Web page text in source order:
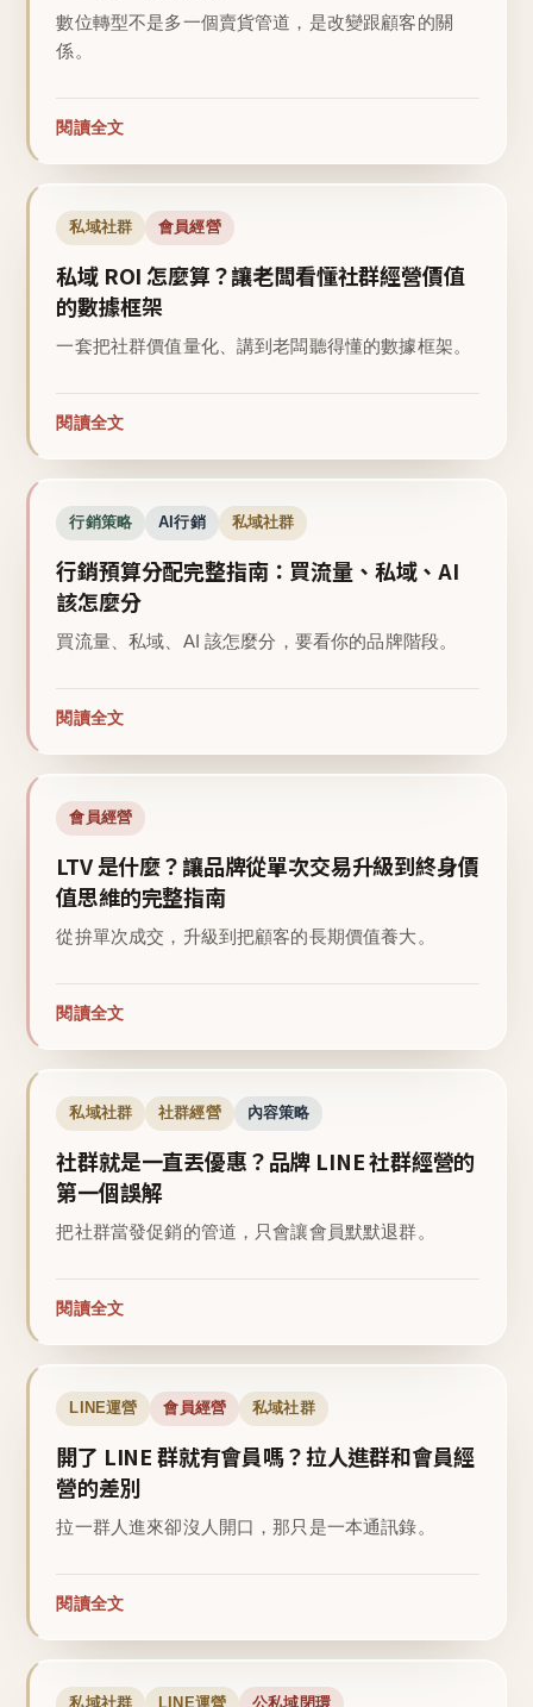
數位轉型不是多一個賣貨管道，是改變跟顧客的關
係。
閱讀全文
私域社群 會員經營
私域 ROI 怎麼算？讓老闆看懂社群經營價值
的數據框架
一套把社群價值量化、講到老闆聽得懂的數據框架。
閱讀全文
行銷策略 AI行銷 私域社群
行銷預算分配完整指南：買流量、私域、AI
該怎麼分
買流量、私域、AI 該怎麼分，要看你的品牌階段。
閱讀全文
會員經營
LTV 是什麼？讓品牌從單次交易升級到終身價
值思維的完整指南
從拚單次成交，升級到把顧客的長期價值養大。
閱讀全文
私域社群 社群經營 內容策略
社群就是一直丟優惠？品牌 LINE 社群經營的
第一個誤解
把社群當發促銷的管道，只會讓會員默默退群。
閱讀全文
LINE運營 會員經營 私域社群
開了 LINE 群就有會員嗎？拉人進群和會員經
營的差別
拉一群人進來卻沒人開口，那只是一本通訊錄。
閱讀全文